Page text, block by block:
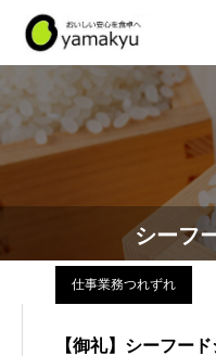
シーフ
仕事業務つれずれ
【御礼】シーフー